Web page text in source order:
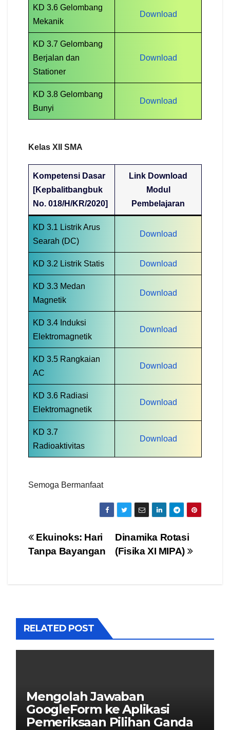
KD 3.6 Gelombang
Mekanik
Download
KD 3.7 Gelombang
Berjalan dan
Stationer
Download
KD 3.8 Gelombang
Bunyi
Download
Kelas XII SMA
Kompetensi Dasar
[Kepbalitbangbuk
No. 018/H/KR/2020]
Link Download
Modul
Pembelajaran
KD 3.1 Listrik Arus
Searah (DC)
Download
KD 3.2 Listrik Statis Download
KD 3.3 Medan
Magnetik
Download
KD 3.4 Induksi
Elektromagnetik
Download
KD 3.5 Rangkaian
AC
Download
KD 3.6 Radiasi
Elektromagnetik
Download
KD 3.7
Radioaktivitas
Download
Semoga Bermanfaat
Navigasi
pos
Dinamika Rotasi
(Fisika XI MIPA)
Ekuinoks: Hari
Tanpa Bayangan
RELATED POST
Mengolah Jawaban
GoogleForm ke Aplikasi
Pemeriksaan Pilihan Ganda